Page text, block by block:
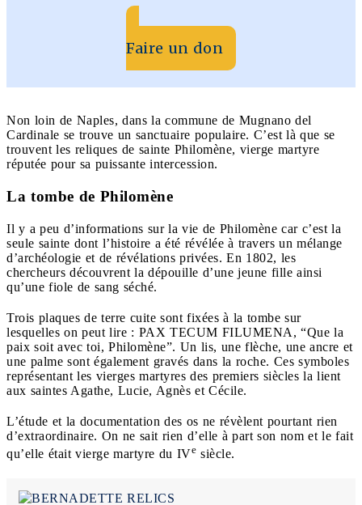
Faire un don
Non loin de Naples, dans la commune de Mugnano del
Cardinale se trouve un sanctuaire populaire. C’est là que se
trouvent les reliques de sainte Philomène, vierge martyre
réputée pour sa puissante intercession.
La tombe de Philomène
Il y a peu d’informations sur la vie de Philomène car c’est la
seule sainte dont l’histoire a été révélée à travers un mélange
d’archéologie et de révélations privées. En 1802, les
chercheurs découvrent la dépouille d’une jeune fille ainsi
qu’une fiole de sang séché.
Trois plaques de terre cuite sont fixées à la tombe sur
lesquelles on peut lire : PAX TECUM FILUMENA, “Que la
paix soit avec toi, Philomène”. Un lis, une flèche, une ancre et
une palme sont également gravés dans la roche. Ces symboles
représentant les vierges martyres des premiers siècles la lient
aux saintes Agathe, Lucie, Agnès et Cécile.
L’étude et la documentation des os ne révèlent pourtant rien
d’extraordinaire. On ne sait rien d’elle à part son nom et le fait
qu’elle était vierge martyre du IVe siècle.